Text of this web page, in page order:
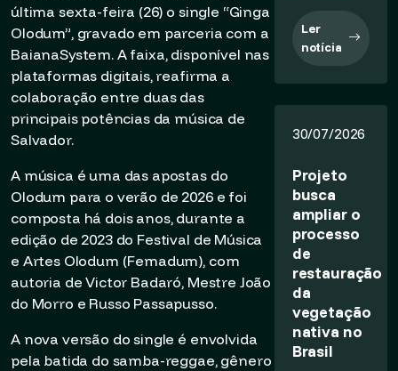
última sexta-feira (26) o single “Ginga
Olodum”, gravado em parceria com a
BaianaSystem. A faixa, disponível nas
plataformas digitais, reafirma a
colaboração entre duas das
principais potências da música de
Salvador.
A música é uma das apostas do
Olodum para o verão de 2026 e foi
composta há dois anos, durante a
edição de 2023 do Festival de Música
e Artes Olodum (Femadum), com
autoria de Victor Badaró, Mestre João
do Morro e Russo Passapusso.
A nova versão do single é envolvida
pela batida do samba-reggae, gênero
Ler
notícia
30/07/2026
Projeto
busca
ampliar o
processo
de
restauração
da
vegetação
nativa no
Brasil